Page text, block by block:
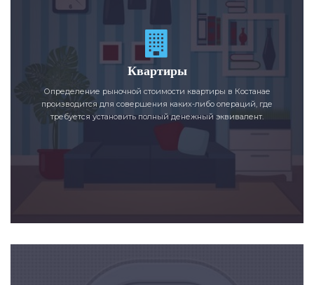
Квартиры
Определение рыночной стоимости квартиры в Костанае
производится для совершения каких-либо операций, где
требуется установить полный денежный эквивалент.